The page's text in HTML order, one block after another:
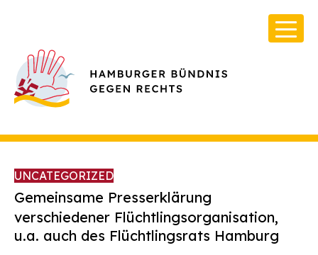
Über Uns
UNCATEGORIZED
Gemeinsame Presserklärung
verschiedener Flüchtlingsorganisation,
u.a. auch des Flüchtlingsrats Hamburg